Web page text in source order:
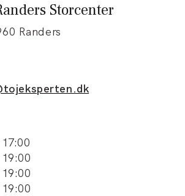
Storcenter
Randers
17:00
19:00
19:00
19:00